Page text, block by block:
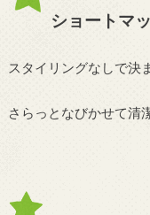
ショートマ
スタイリングなしで決
さらっとなびかせて清